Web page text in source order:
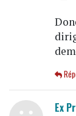
Ex